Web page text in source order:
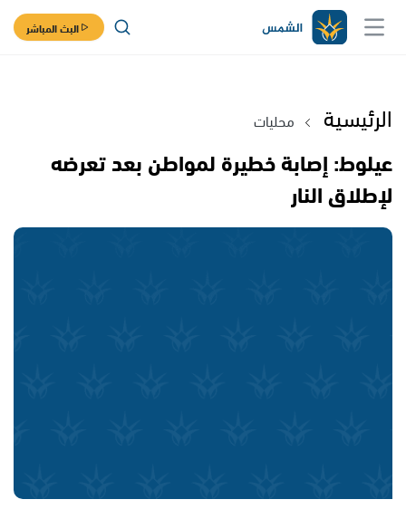
البث المباشر
الرئيسية محليات
عيلوط: إصابة خطيرة لمواطن بعد تعرضه
لإطلاق النار